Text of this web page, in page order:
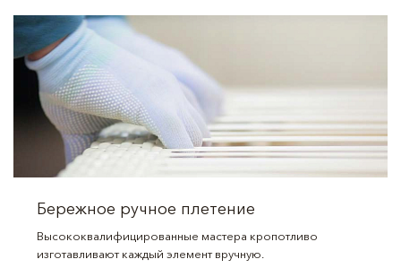
Бережное ручное плетение
Высококвалифицированные мастера кропотливо
изготавливают каждый элемент вручную.